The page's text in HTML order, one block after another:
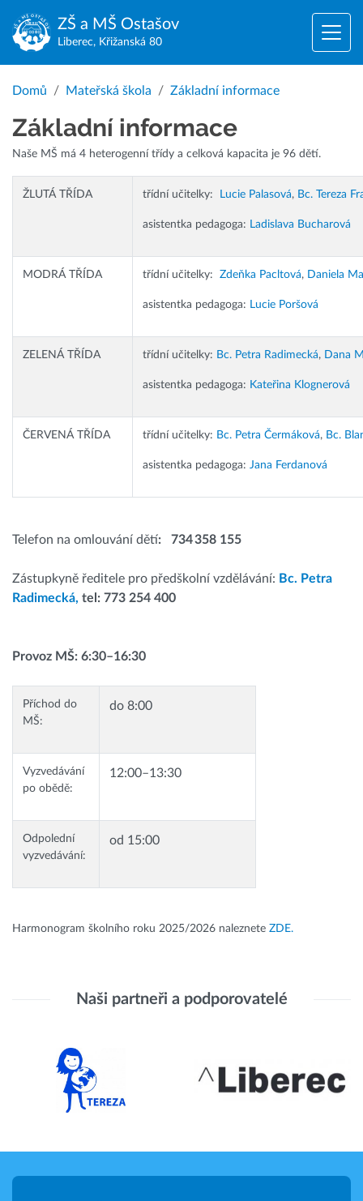
ZŠ a MŠ Ostašov
Liberec, Křižanská 80
Domů Mateřská škola Základní informace
Základní informace
Naše MŠ má 4 heterogenní třídy a celková kapacita je 96 dětí.
ŽLUTÁ TŘÍDA třídní učitelky: Lucie Palasová, Bc. Tereza
asistentka pedagoga: Ladislava Bucharová
MODRÁ TŘÍDA třídní učitelky: Zdeňka Pacltová, Daniela
asistentka pedagoga: Lucie Poršová
ZELENÁ TŘÍDA třídní učitelky: Bc. Petra Radimecká, Dana
asistentka pedagoga: Kateřina Klognerová
ČERVENÁ TŘÍDA třídní učitelky: Bc. Petra Čermáková, Bc.
asistentka pedagoga: Jana Ferdanová
Telefon na omlouvání dětí: 734 358 155
Zástupkyně ředitele pro předškolní vzdělávání: Bc. Petra
Radimecká, tel: 773 254 400
Provoz MŠ: 6:30–16:30
Příchod do
MŠ:
do 8:00
Vyzvedávání
po obědě:
12:00–13:30
Odpolední
vyzvedávání:
od 15:00
Harmonogram školního roku 2025/2026 naleznete ZDE.
Naši partneři a podporovatelé